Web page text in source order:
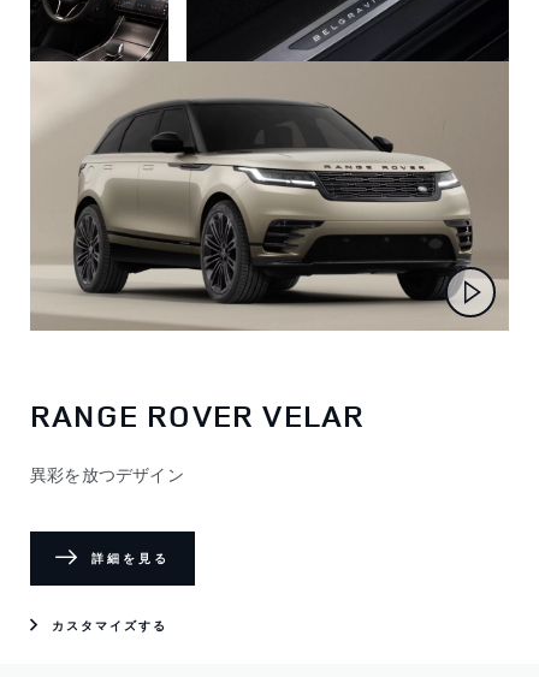
RANGE ROVER VELAR
異彩を放つデザイン
詳細を見る
カスタマイズする